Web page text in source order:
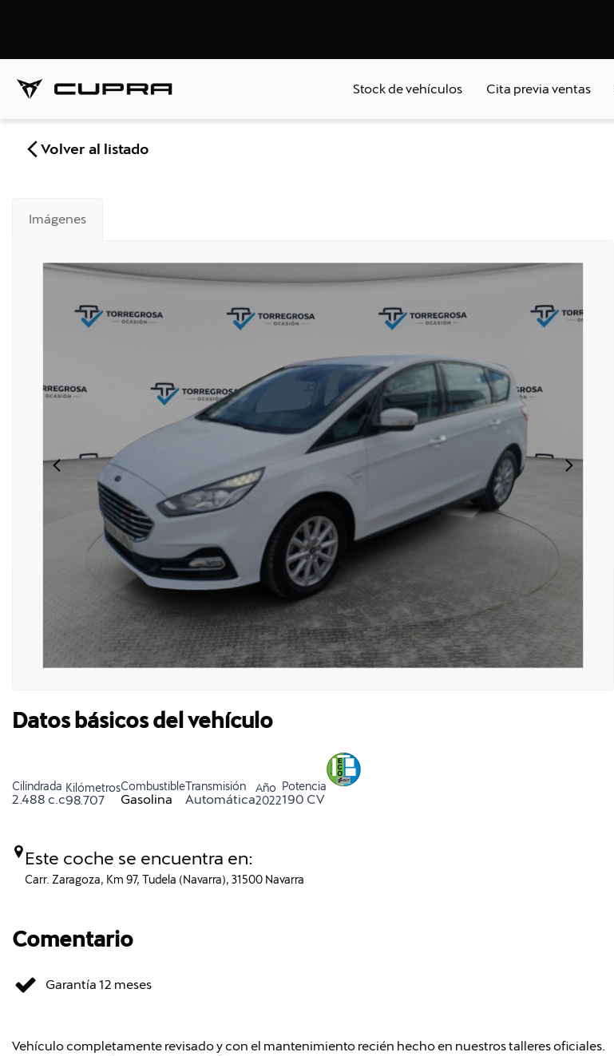
Stock de vehículos Cita previa ventas
Volver al listado
Imágenes
Datos básicos del vehículo
Cilindrada
2.488 c.c
Kilómetros
98.707
Combustible
Gasolina
Transmisión
Automática
Año
2022
Potencia
190 CV
Este coche se encuentra en:
Carr. Zaragoza, Km 97, Tudela (Navarra), 31500 Navarra
Comentario
Garantía 12 meses
Vehículo completamente revisado y con el mantenimiento recién hecho en nuestros talleres oficiales.